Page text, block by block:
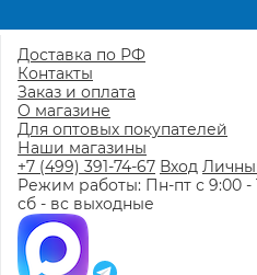
Доставка по РФ
Контакты
Заказ и оплата
О магазине
Для оптовых покупателей
Наши магазины
+7 (499) 391-74-67 Вход
Режим работы: Пн-пт с 9:00 -
сб - вс выходные